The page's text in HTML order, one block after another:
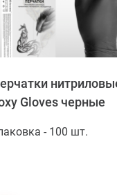
Gloves черные
- 100 шт.